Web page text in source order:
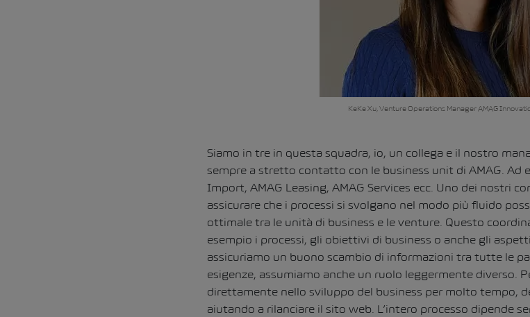
KeKe Xu, Venture Operations Manager AMAG
Siamo in tre in questa squadra, io, un collega e il nostro
sempre a stretto contatto con le business unit di AMAG. Ad
Import, AMAG Leasing, AMAG Services ecc. Uno dei nostri
assicurare che i processi si svolgano nel modo più fluido
ottimale tra le unità di business e le venture. Questo
esempio i processi, gli obiettivi di business o anche gli
assicuriamo un buono scambio di informazioni tra tutte le
esigenze, assumiamo anche un ruolo leggermente diverso.
direttamente nello sviluppo del business per molto tempo,
aiutando a rilanciare il sito web. L’intero processo dipende